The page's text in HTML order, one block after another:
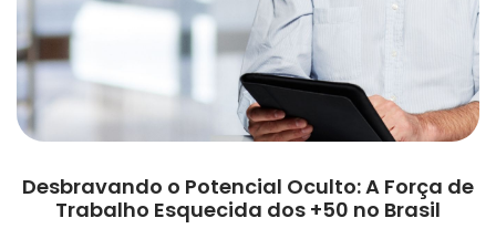
Desbravando o Potencial Oculto: A Força de
Trabalho Esquecida dos +50 no Brasil